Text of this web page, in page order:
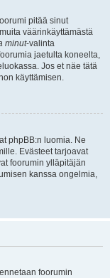
pitää sinut
väärinkäyttämästä
minut-valinta
jaetulta koneelta,
Jos et näe tätä
käyttämisen.
phpBB:n luomia. Ne
Evästeet tarjoavat
foorumin ylläpitäjän
kanssa ongelmia,
foorumin